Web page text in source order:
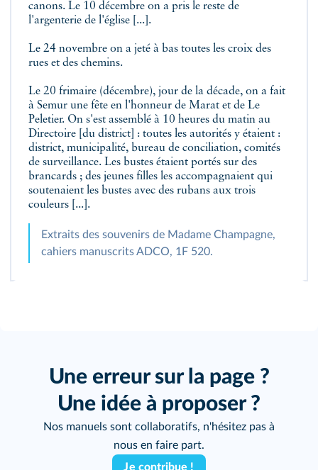
canons. Le 10 décembre on a pris le reste de
l'argenterie de l'église [...].
Le 24 novembre on a jeté à bas toutes les croix des
rues et des chemins.
Le 20 frimaire (décembre), jour de la décade, on a fait
à Semur une fête en l'honneur de Marat et de Le
Peletier. On s'est assemblé à 10 heures du matin au
Directoire [du district] : toutes les autorités y étaient :
district, municipalité, bureau de conciliation, comités
de surveillance. Les bustes étaient portés sur des
brancards ; des jeunes filles les accompagnaient qui
soutenaient les bustes avec des rubans aux trois
couleurs [...].
Extraits des souvenirs de Madame Champagne,
cahiers manuscrits ADCO, 1F 520.
Une erreur sur la page ?
Une idée à proposer ?
Nos manuels sont collaboratifs, n'hésitez pas à
nous en faire part.
Je contribue !